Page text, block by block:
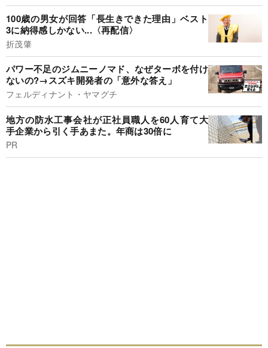
100歳の男女が回答「長生きできた理由」ベスト
3に納得感しかない...〈再配信〉
折茂肇
パワー不足のジムニーノマド、なぜターボを付け
ないの?→スズキ開発者の「意外な答え」
フェルディナント・ヤマグチ
地方の防水工事会社が正社員職人を60人育て大
手企業から引く手あまた。年商は30倍に
PR